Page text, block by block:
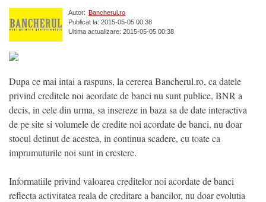
Autor: Bancherul.ro
Publicat la: 2015-05-05 00:38
Ultima actualizare: 2015-05-05 00:38
Dupa ce mai intai a raspuns, la cererea Bancherul.ro, ca datele
privind creditele noi acordate de banci nu sunt publice, BNR a
decis, in cele din urma, sa insereze in baza sa de date interactiva
de pe site si volumele de credite noi acordate de banci, nu doar
stocul detinut de acestea, in continua scadere, cu toate ca
imprumuturile noi sunt in crestere.
Informatiile privind valoarea creditelor noi acordate de banci
reflecta activitatea reala de creditare a bancilor, nu doar evolutia